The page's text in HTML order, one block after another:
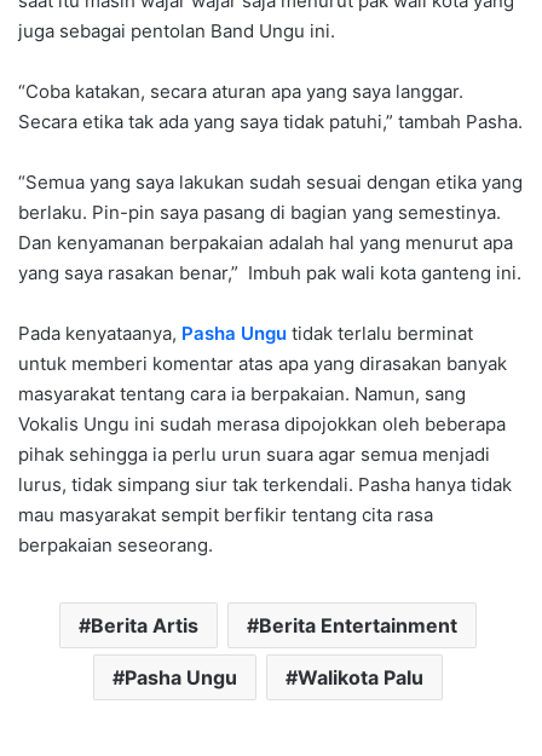
juga sebagai pentolan Band Ungu ini.
“Coba katakan, secara aturan apa yang saya langgar.
Secara etika tak ada yang saya tidak patuhi,” tambah Pasha.
“Semua yang saya lakukan sudah sesuai dengan etika yang
berlaku. Pin-pin saya pasang di bagian yang semestinya.
Dan kenyamanan berpakaian adalah hal yang menurut apa
yang saya rasakan benar,” Imbuh pak wali kota ganteng ini.
Pada kenyataanya, Pasha Ungu tidak terlalu berminat
untuk memberi komentar atas apa yang dirasakan banyak
masyarakat tentang cara ia berpakaian. Namun, sang
Vokalis Ungu ini sudah merasa dipojokkan oleh beberapa
pihak sehingga ia perlu urun suara agar semua menjadi
lurus, tidak simpang siur tak terkendali. Pasha hanya tidak
mau masyarakat sempit berfikir tentang cita rasa
berpakaian seseorang.
Berita Artis Berita Entertainment
Pasha Ungu Walikota Palu